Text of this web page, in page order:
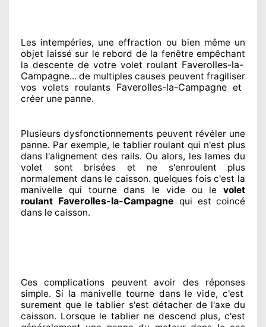
Les intempéries, une effraction ou bien même un
objet laissésur le rebord de la fenêtre empêchant
la descente de votre volet roulant Faverolles-la-
Campagne... de multiplescauses peuvent fragiliser
vos volets roulants Faverolles-la-Campagne et
créer une panne.
Plusieurs dysfonctionnements peuvent révélerune
panne. Par exemple, le tablier roulant qui n'est plus
dans l'alignement des rails. Ou alors, les lames du
volet sont brisées et ne s'enroulent plus
normalement dans le caisson. quelques foisc'est la
manivelle qui tourne dans le vide ou le volet
roulant Faverolles-la-Campagne qui est coincé
dans le caisson.
Ces complications peuvent avoir des réponses
simple. Si la manivelle tourne dans le vide, c'est
surement que le tablier s'est détacherde l'axe du
caisson. Lorsque le tablier ne descend plus, c'est